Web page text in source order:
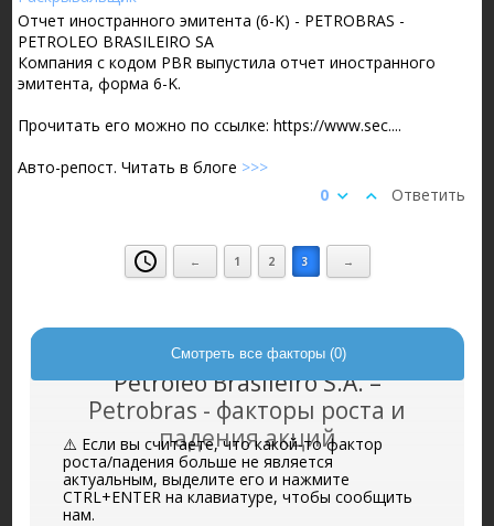
Отчет иностранного эмитента (6-K) - PETROBRAS -
PETROLEO BRASILEIRO SA
Компания с кодом PBR выпустила отчет иностранного
эмитента, форма 6-K.
Прочитать его можно по ссылке: https://www.sec....
Авто-репост. Читать в блоге >>>
Ответить
0
← 1 2 3 →
Petróleo Brasileiro S.A. –
Petrobras - факторы роста и
падения акций
Смотреть все факторы (0)
⚠️ Если вы считаете, что какой-то фактор
роста/падения больше не является
актуальным, выделите его и нажмите
CTRL+ENTER на клавиатуре, чтобы сообщить
нам.